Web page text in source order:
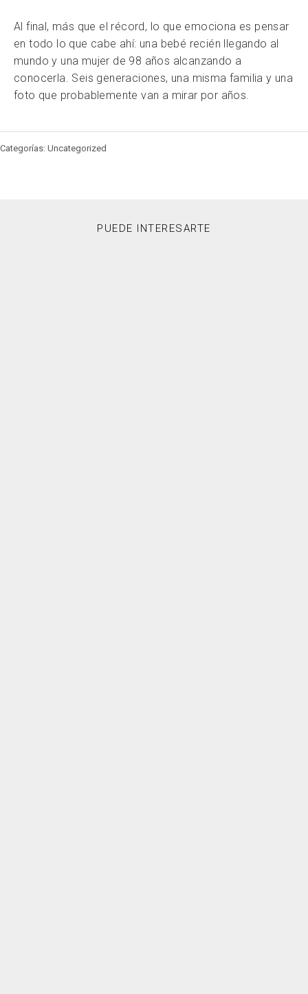
Al final, más que el récord, lo que emociona es pensar
en todo lo que cabe ahí: una bebé recién llegando al
mundo y una mujer de 98 años alcanzando a
conocerla. Seis generaciones, una misma familia y una
foto que probablemente van a mirar por años.
Categorías: Uncategorized
PUEDE INTERESARTE